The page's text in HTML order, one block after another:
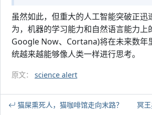
虽然如此，但重大的人工智能突破正迅
为，机器的学习能力和自然语言能力上
Google Now、Cortana)将在未来数年
统越来越能够像人类一样进行思考。
原文： science alert
猫屎熏死人，猫咖啡馆走向末路？ 冥